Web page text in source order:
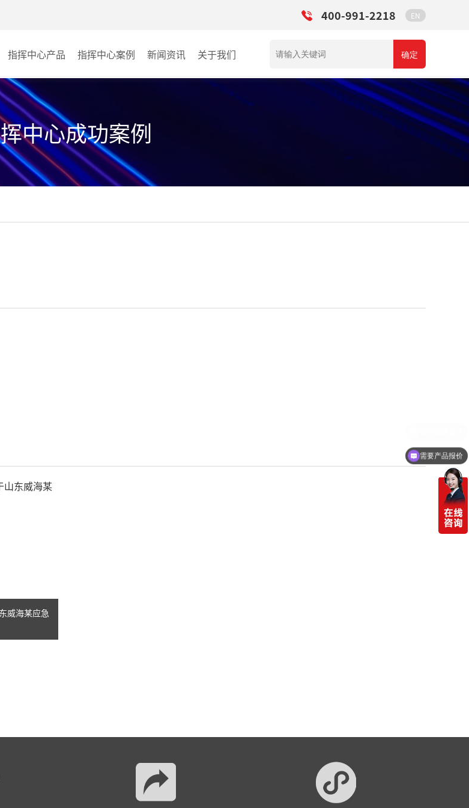
400-991-2218 EN
指挥中心产品
KVM坐席管理系统
AI智慧分布式系统
无感调度系统
AI指挥调度系统
指挥中心案例
政府指挥中心
大数据指挥中心
监控指挥中心
新闻资讯 关于我们 确定
中心成功案例
威海某应急
需要产品报价